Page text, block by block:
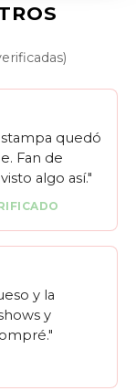
quedó
Fan de
algo así."
y la
y